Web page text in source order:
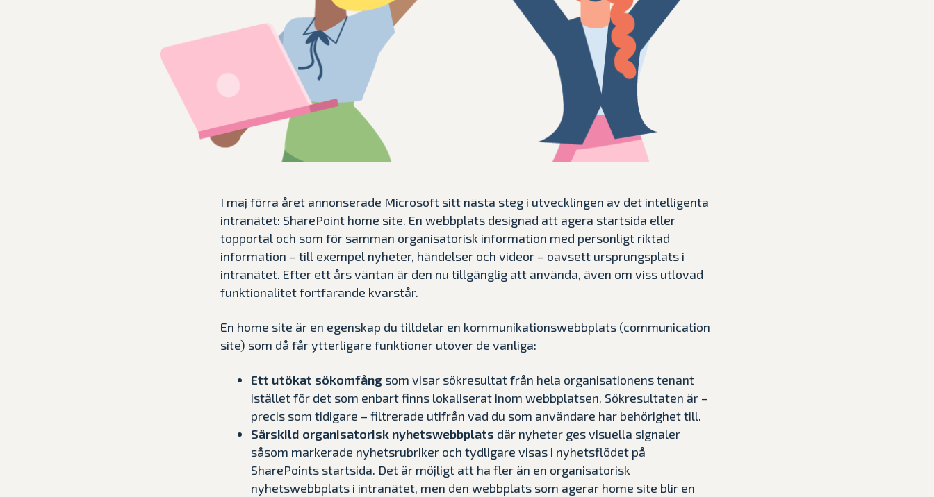
I maj förra året annonserade Microsoft sitt nästa steg i utvecklingen av det intelligenta
intranätet: SharePoint home site. En webbplats designad att agera startsida eller
topportal och som för samman organisatorisk information med personligt riktad
information – till exempel nyheter, händelser och videor – oavsett ursprungsplats i
intranätet. Efter ett års väntan är den nu tillgänglig att använda, även om viss utlovad
funktionalitet fortfarande kvarstår.
En home site är en egenskap du tilldelar en kommunikationswebbplats (communication
site) som då får ytterligare funktioner utöver de vanliga:
Ett utökat sökomfångsom visar sökresultat från hela organisationens tenant
istället för det som enbart finns lokaliserat inom webbplatsen. Sökresultaten är –
precis som tidigare – filtrerade utifrån vad du som användare har behörighet till.
Särskild organisatorisk nyhetswebbplats där nyheter ges visuella signaler
såsom markerade nyhetsrubriker och tydligare visas i nyhetsflödet på
SharePoints startsida. Det är möjligt att ha fler än en organisatorisk
nyhetswebbplats i intranätet, men den webbplats som agerar home site blir en